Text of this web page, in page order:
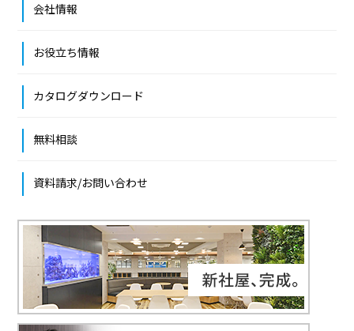
会社情報
お役立ち情報
カタログダウンロード
無料相談
資料請求/お問い合わせ